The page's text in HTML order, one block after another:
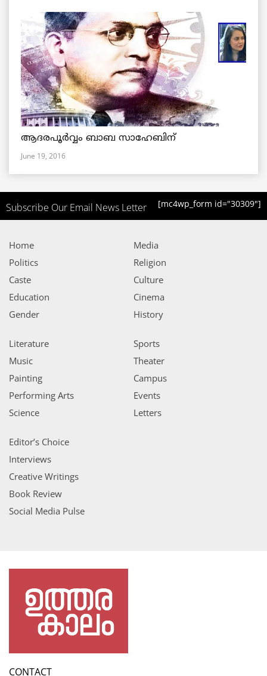
ആദരപൂര്‍വ്വം ബാബ സാഹേബിന്
June 19, 2016
Subscribe Our Email News Letter [mc4wp_form id="30309"]
Home
Politics
Caste
Education
Gender
Media
Religion
Culture
Cinema
History
Literature
Music
Painting
Performing Arts
Science
Sports
Theater
Campus
Events
Letters
Editor’s Choice
Interviews
Creative Writings
Book Review
Social Media Pulse
CONTACT